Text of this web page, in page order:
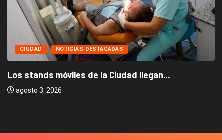
CIUDAD NOTICIAS DESTACADAS
Los stands móviles de la Ciudad llegan...
agosto 3, 2026